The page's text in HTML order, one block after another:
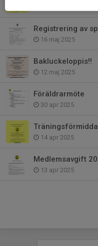
Registrering av
16 maj 2025
Bakluckeloppis!!
12 maj 2025
Föräldrarmöte
30 apr 2025
14 apr 2025
Medlemsavgift
13 apr 2025